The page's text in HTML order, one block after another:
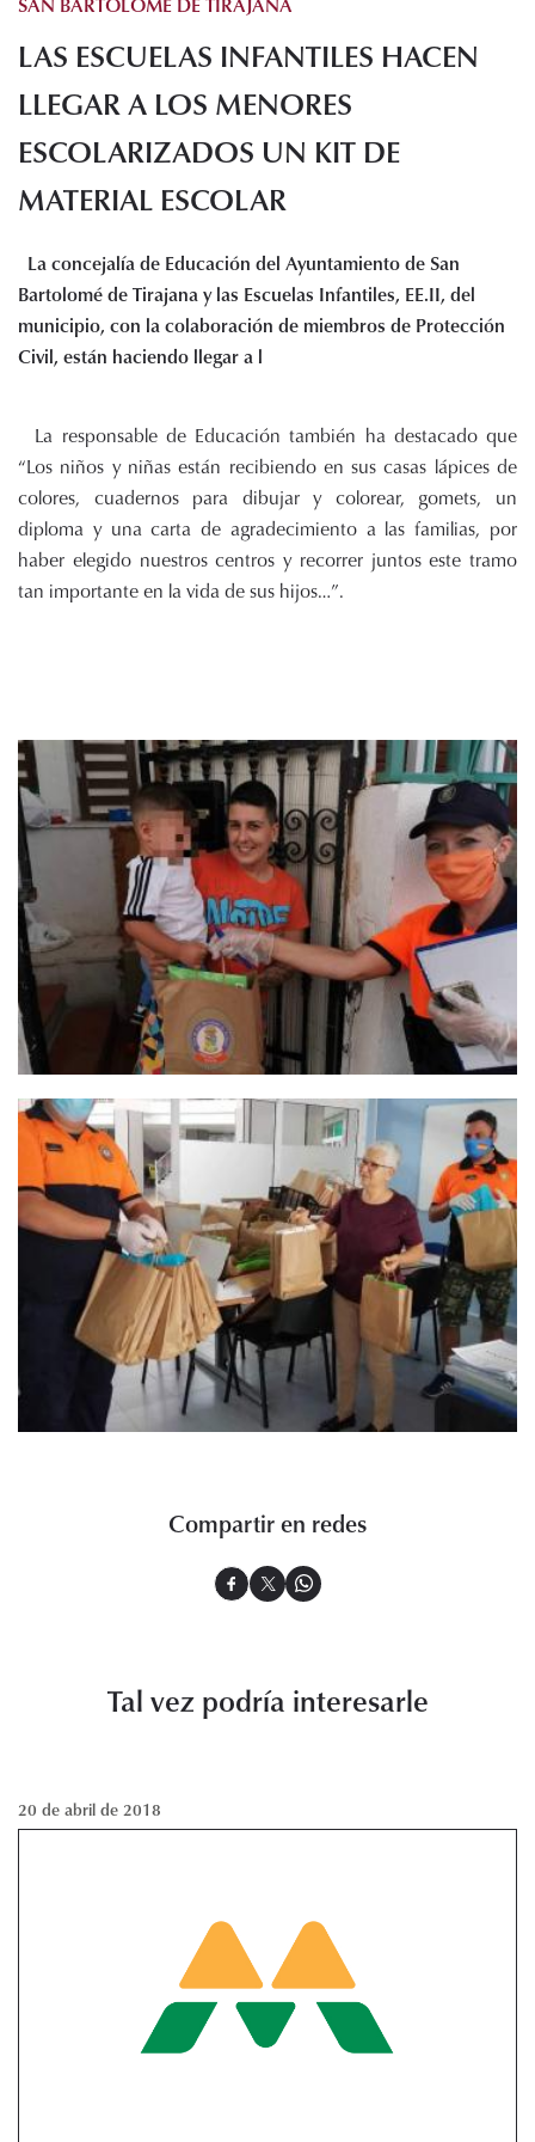
Servicios
Noticias
Recursos
Enlaces de interés
Audiovisuales
Transparencia
Sede electrónica
Contacto
LAS ESCUELAS INFANTILES HACEN
LLEGAR A LOS MENORES
ESCOLARIZADOS UN KIT DE
MATERIAL ESCOLAR
La concejalía de Educación del Ayuntamiento de San
Bartolomé de Tirajana y las Escuelas Infantiles, EE.II, del
municipio, con la colaboración de miembros de Protección
Civil, están haciendo llegar a l
La responsable de Educación también ha destacado que
“Los niños y niñas están recibiendo en sus casas lápices de
colores, cuadernos para dibujar y colorear, gomets, un
diploma y una carta de agradecimiento a las familias, por
haber elegido nuestros centros y recorrer juntos este tramo
tan importante en la vida de sus hijos…”.
Compartir en redes
Tal vez podría interesarle
20 de abril de 2018